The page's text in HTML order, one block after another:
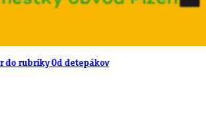
generátor
do rubriky Od detepákov